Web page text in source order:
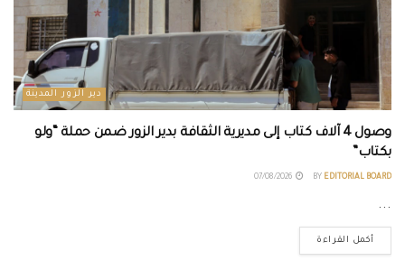
دير الزور المدينة
وصول 4 آلاف كتاب إلى مديرية الثقافة بدير الزور ضمن حملة “ولو
بكتاب”
BY EDITORIAL BOARD
...
أكمل القراءة